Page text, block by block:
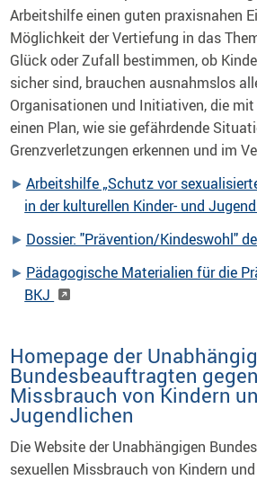
Arbeitshilfe einen guten praxisnahen
Möglichkeit der Vertiefung in das
Glück oder Zufall bestimmen, ob
sicher sind, brauchen ausnahmslos
Organisationen und Initiativen, die
einen Plan, wie sie gefährdende
Grenzverletzungen erkennen und im
Arbeitshilfe „Schutz vor
in der kulturellen Kinder- und
Dossier: "Prävention/Kindeswohl"
Pädagogische Materialien für die
BKJ
Homepage der
Bundesbeauftragten
Missbrauch von Kindern
Jugendlichen
Die Website der Unabhängigen
sexuellen Missbrauch von Kindern